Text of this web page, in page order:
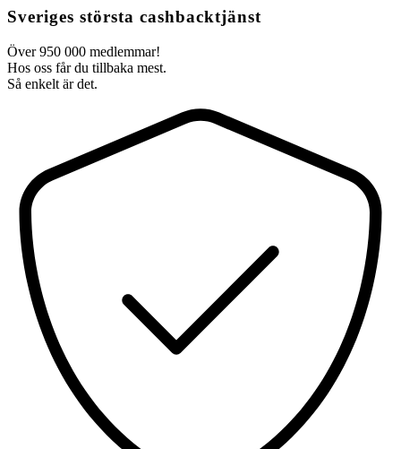
Sveriges största cashbacktjänst
Över 950 000 medlemmar!
Hos oss får du tillbaka mest.
Så enkelt är det.